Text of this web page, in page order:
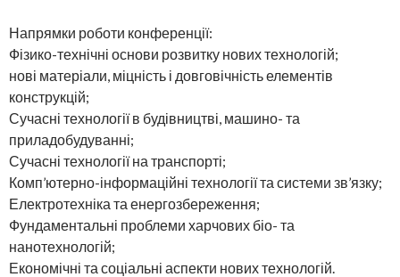
Напрямки роботи конференції:
Фізико-технічні основи розвитку нових технологій;
нові матеріали, міцність і довговічність елементів
конструкцій;
Сучасні технології в будівництві, машино- та
приладобудуванні;
Сучасні технології на транспорті;
Комп’ютерно-інформаційні технології та системи зв’язку;
Електротехніка та енергозбереження;
Фундаментальні проблеми харчових біо- та
нанотехнологій;
Економічні та соціальні аспекти нових технологій.